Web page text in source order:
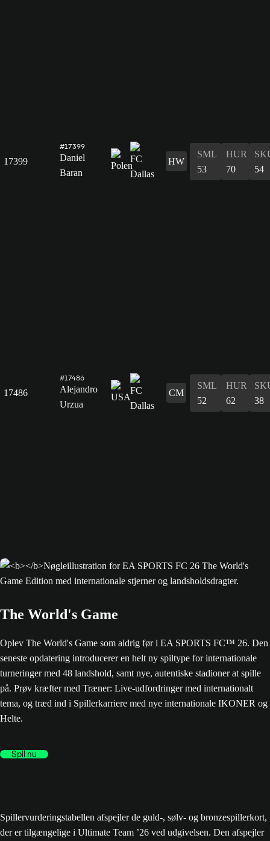
17399
#17399
Daniel
Baran
HW
SML
53
HUR
70
54
17486
#17486
Alejandro
Urzua
CM
SML
52
HUR
62
38
The World's Game
Oplev The World's Game som aldrig før i EA SPORTS FC™ 26. Den
seneste opdatering introducerer en helt ny spiltype for internationale
turneringer med 48 landshold, samt nye, autentiske stadioner at spille
på. Prøv kræfter med Træner: Live-udfordringer med internationalt
tema, og træd ind i Spillerkarriere med nye internationale IKONER og
Helte.
Spil nu
Spillervurderingstabellen afspejler de guld-, sølv- og bronzespillerkort,
der er tilgængelige i Ultimate Team ’26 ved udgivelsen. Den afspejler